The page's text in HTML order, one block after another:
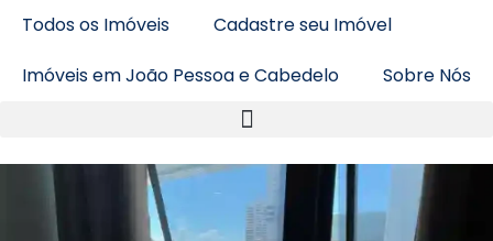
Todos os Imóveis
Cadastre seu Imóvel
Imóveis em João Pessoa e Cabedelo
Sobre Nós